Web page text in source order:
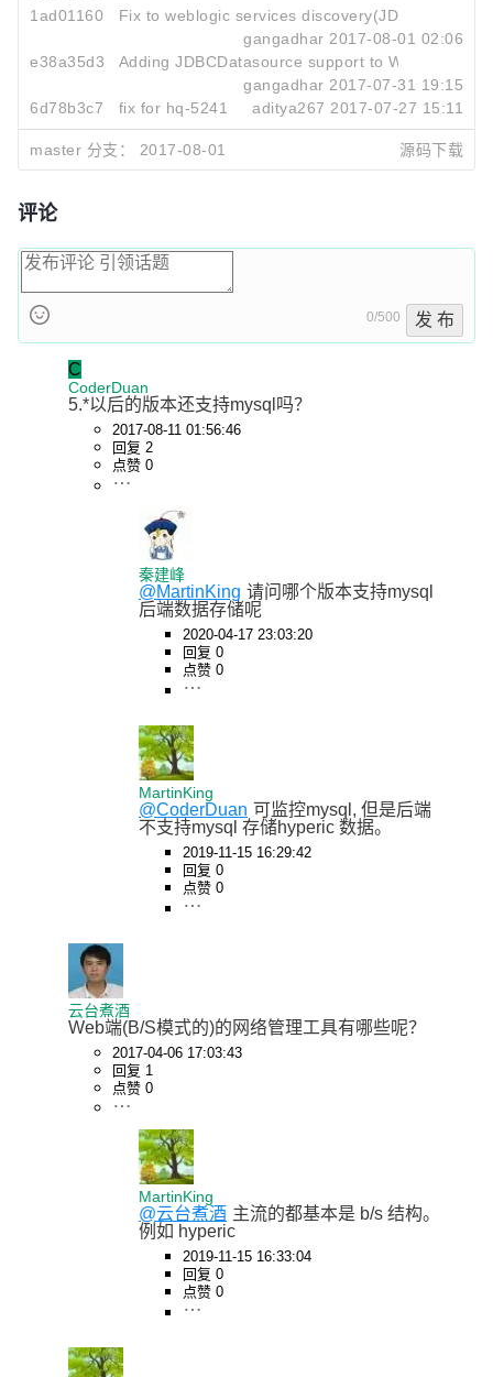
1ad01160
Fix to weblogic services discovery(JDBC)
gangadhar 2017-08-01 02:06
e38a35d3
Adding JDBCDatasource support to Weblogic
gangadhar 2017-07-31 19:15
6d78b3c7
fix for hq-5241 aditya267 2017-07-27 15:11
master 分支： 2017-08-01 源码下载
评论
0/500 发 布
C
CoderDuan
5.*以后的版本还支持mysql吗？
2017-08-11 01:56:46
回复 2
点赞 0
秦建峰
@MartinKing 请问哪个版本支持mysql
后端数据存储呢
2020-04-17 23:03:20
回复 0
点赞 0
MartinKing
@CoderDuan 可监控mysql, 但是后端
不支持mysql 存储hyperic 数据。
2019-11-15 16:29:42
回复 0
点赞 0
云台煮酒
Web端(B/S模式的)的网络管理工具有哪些呢？
2017-04-06 17:03:43
回复 1
点赞 0
MartinKing
@云台煮酒 主流的都基本是 b/s 结构。
例如 hyperic
2019-11-15 16:33:04
回复 0
点赞 0